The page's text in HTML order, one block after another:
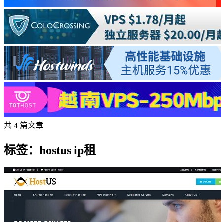
共 4 篇文章
标签：hostus ip租